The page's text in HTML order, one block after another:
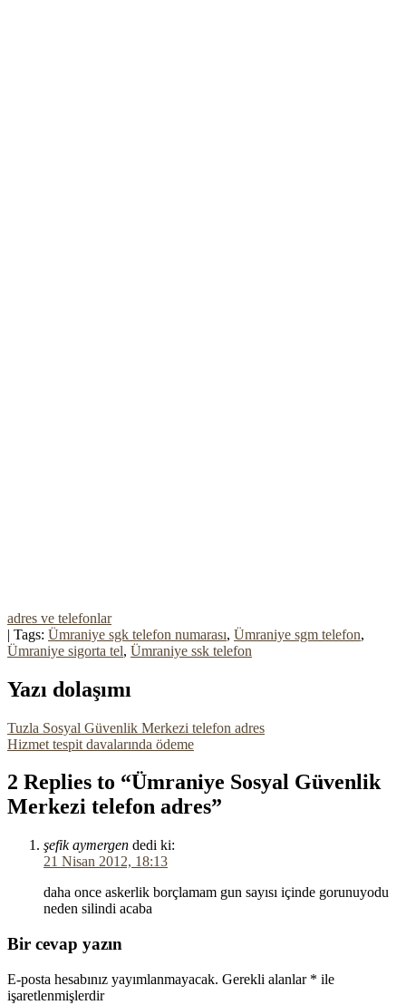
adres ve telefonlar
| Tags: Ümraniye sgk telefon numarası, Ümraniye sgm telefon,
Ümraniye sigorta tel, Ümraniye ssk telefon
Yazı dolaşımı
Tuzla Sosyal Güvenlik Merkezi telefon adres
Hizmet tespit davalarında ödeme
2 Replies to “Ümraniye Sosyal Güvenlik
Merkezi telefon adres”
şefik aymergen dedi ki:
21 Nisan 2012, 18:13
daha once askerlik borçlamam gun sayısı içinde gorunuyodu
neden silindi acaba
Bir cevap yazın
E-posta hesabınız yayımlanmayacak. Gerekli alanlar * ile
işaretlenmişlerdir